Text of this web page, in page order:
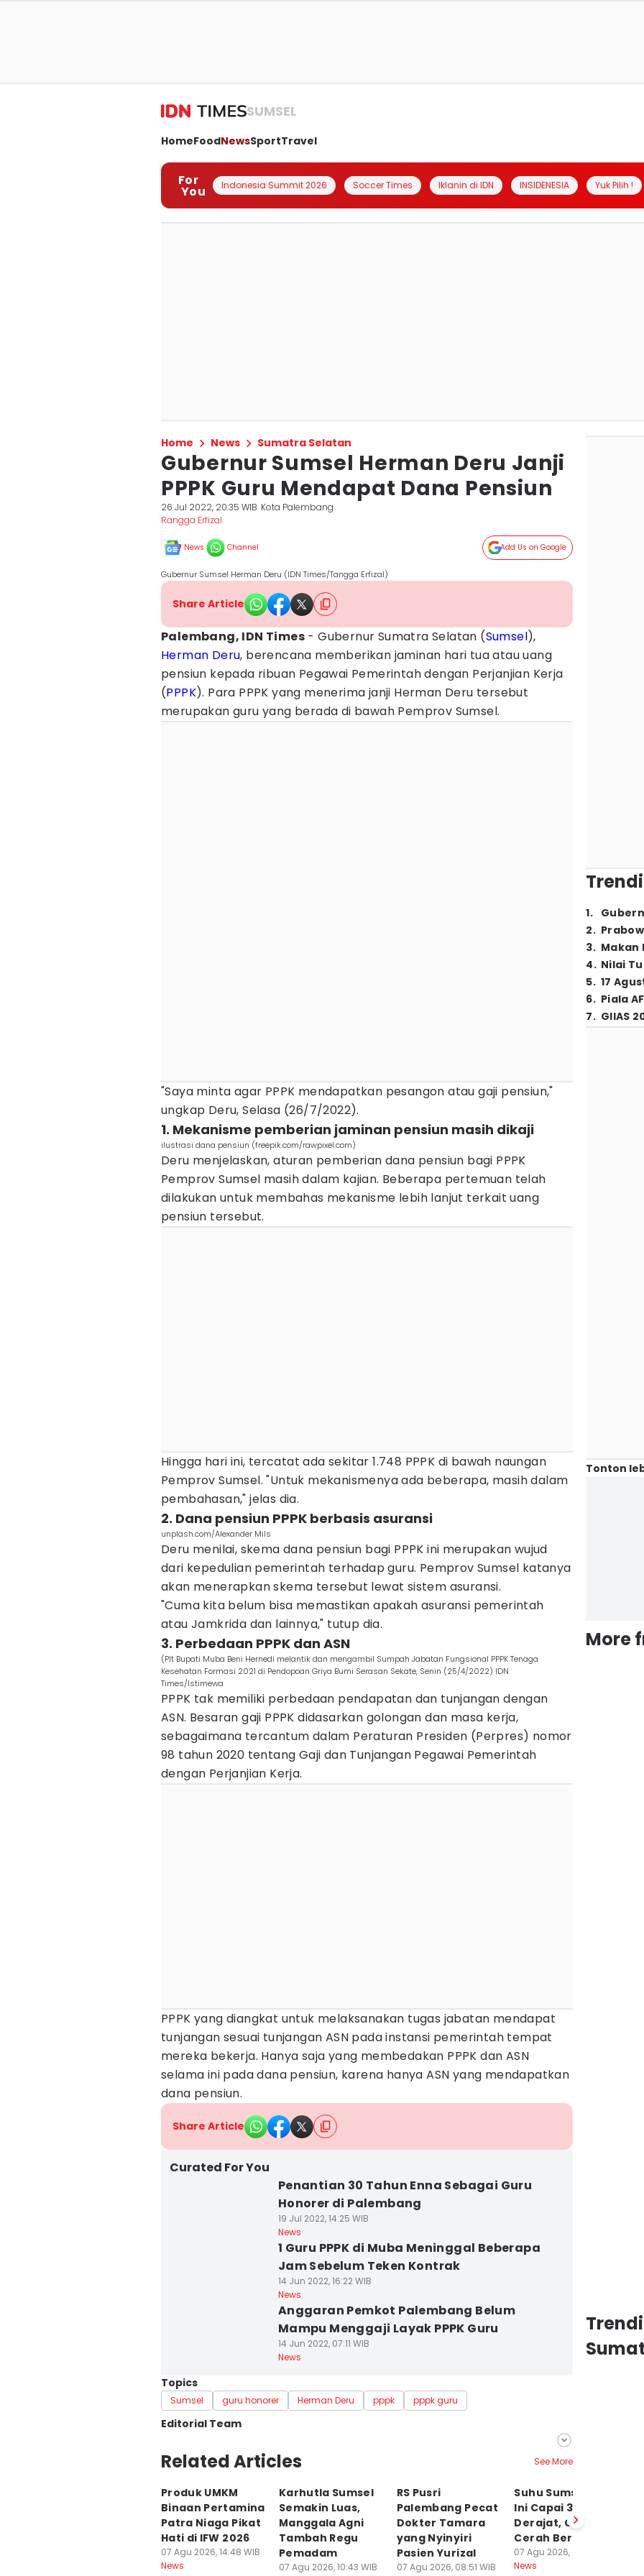
SUMSEL
HomeFoodNewsSportTravel
For
You Indonesia Summit 2026 Soccer Times Iklanin di IDN INSIDENESIA Yuk Pilih !
Home News Sumatra Selatan
Gubernur Sumsel Herman Deru Janji
PPPK Guru Mendapat Dana Pensiun
26 Jul 2022, 20:35 WIB Kota Palembang
Rangga Erfizal
News Channel Add Us on Google
Gubernur Sumsel Herman Deru (IDN Times/Tangga Erfizal)
Share Article
Palembang, IDN Times - Gubernur Sumatra Selatan (Sumsel),
Herman Deru, berencana memberikan jaminan hari tua atau uang
pensiun kepada ribuan Pegawai Pemerintah dengan Perjanjian Kerja
(PPPK). Para PPPK yang menerima janji Herman Deru tersebut
merupakan guru yang berada di bawah Pemprov Sumsel.
"Saya minta agar PPPK mendapatkan pesangon atau gaji pensiun,"
ungkap Deru, Selasa (26/7/2022).
1. Mekanisme pemberian jaminan pensiun masih dikaji
ilustrasi dana pensiun (freepik.com/rawpixel.com)
Deru menjelaskan, aturan pemberian dana pensiun bagi PPPK
Pemprov Sumsel masih dalam kajian. Beberapa pertemuan telah
dilakukan untuk membahas mekanisme lebih lanjut terkait uang
pensiun tersebut.
Hingga hari ini, tercatat ada sekitar 1.748 PPPK di bawah naungan
Pemprov Sumsel. "Untuk mekanismenya ada beberapa, masih dalam
pembahasan," jelas dia.
2. Dana pensiun PPPK berbasis asuransi
unplash.com/Alexander Mils
Deru menilai, skema dana pensiun bagi PPPK ini merupakan wujud
dari kepedulian pemerintah terhadap guru. Pemprov Sumsel katanya
akan menerapkan skema tersebut lewat sistem asuransi.
"Cuma kita belum bisa memastikan apakah asuransi pemerintah
atau Jamkrida dan lainnya," tutup dia.
3. Perbedaan PPPK dan ASN
(Plt Bupati Muba Beni Hernedi melantik dan mengambil Sumpah Jabatan Fungsional PPPK Tenaga
Kesehatan Formasi 2021 di Pendopoan Griya Bumi Serasan Sekate, Senin (25/4/2022) IDN
Times/Istimewa
PPPK tak memiliki perbedaan pendapatan dan tunjangan dengan
ASN. Besaran gaji PPPK didasarkan golongan dan masa kerja,
sebagaimana tercantum dalam Peraturan Presiden (Perpres) nomor
98 tahun 2020 tentang Gaji dan Tunjangan Pegawai Pemerintah
dengan Perjanjian Kerja.
PPPK yang diangkat untuk melaksanakan tugas jabatan mendapat
tunjangan sesuai tunjangan ASN pada instansi pemerintah tempat
mereka bekerja. Hanya saja yang membedakan PPPK dan ASN
selama ini pada dana pensiun, karena hanya ASN yang mendapatkan
dana pensiun.
Share Article
Curated For You
Penantian 30 Tahun Enna Sebagai Guru
Honorer di Palembang
19 Jul 2022, 14:25 WIB
News
1 Guru PPPK di Muba Meninggal Beberapa
Jam Sebelum Teken Kontrak
14 Jun 2022, 16:22 WIB
News
Anggaran Pemkot Palembang Belum
Mampu Menggaji Layak PPPK Guru
14 Jun 2022, 07:11 WIB
News
Topics
Sumsel guru honorer Herman Deru pppk pppk guru
Editorial Team
Editor
Deryardli Tiarhendi
Editor
Rangga Erfizal
Related Articles See More
Produk UMKM
Binaan Pertamina
Patra Niaga Pikat
Hati di IFW 2026
07 Agu 2026, 14:48 WIB
News
Karhutla Sumsel
Semakin Luas,
Manggala Agni
Tambah Regu
Pemadam
07 Agu 2026, 10:43 WIB
RS Pusri
Palembang Pecat
Dokter Tamara
yang Nyinyiri
Pasien Yurizal
07 Agu 2026, 08:51 WIB
Suhu Sumsel Hari
Ini Capai 35
Derajat, Cuaca
Cerah Berawan
07 Agu 2026, 06:30 WIB
News
1.
2.
3. Makan
4. Nilai
5. 17
6. Piala
7. GIIAS
Tonton
More